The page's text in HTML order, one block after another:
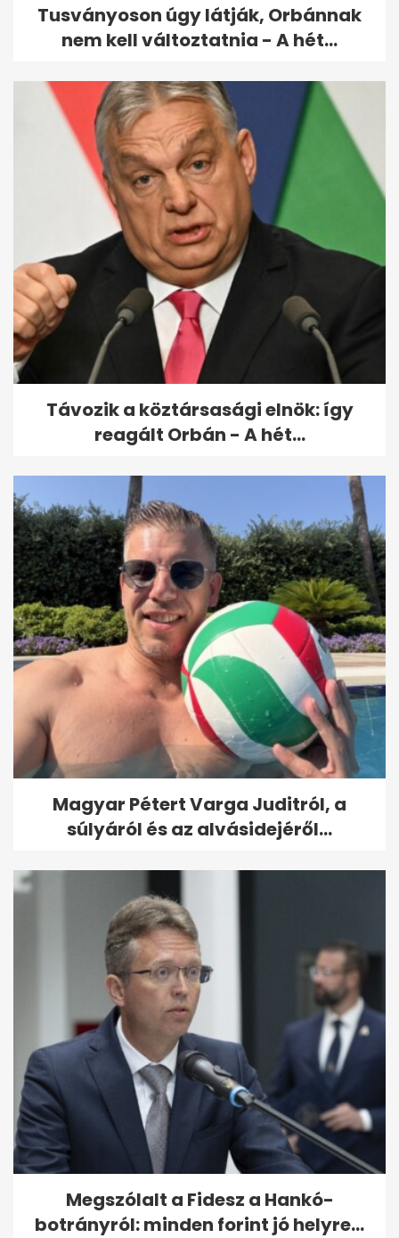
Tusványoson úgy látják, Orbánnak
nem kell változtatnia - A hét...
Távozik a köztársasági elnök: így
reagált Orbán - A hét...
Magyar Pétert Varga Juditról, a
súlyáról és az alvásidejéről...
Megszólalt a Fidesz a Hankó-
botrányról: minden forint jó helyre...